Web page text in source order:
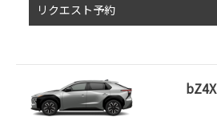
リクエスト予約
bZ4X